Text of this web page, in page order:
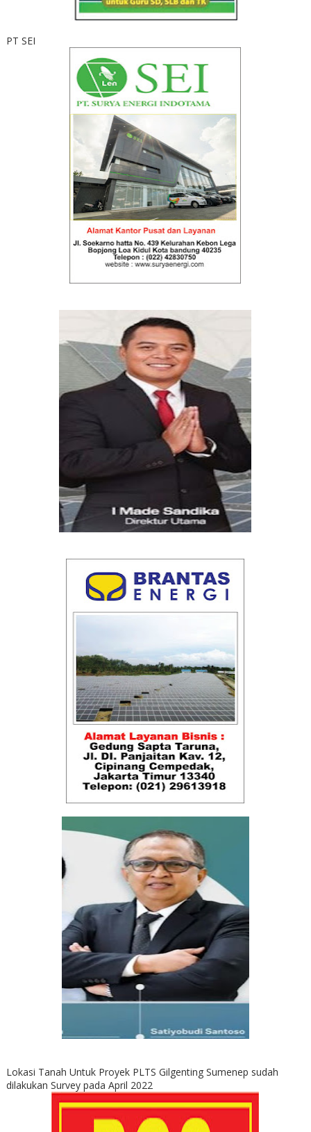
PT SEI
Lokasi Tanah Untuk Proyek PLTS Gilgenting Sumenep sudah
dilakukan Survey pada April 2022